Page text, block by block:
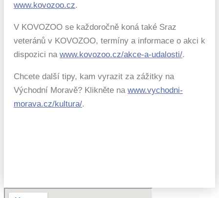
www.kovozoo.cz.
V KOVOZOO se každoročně koná také Sraz
veteránů v KOVOZOO, termíny a informace o akci k
dispozici na www.kovozoo.cz/akce-a-udalosti/.
Chcete další tipy, kam vyrazit za zážitky na
Východní Moravě? Klikněte na www.vychodni-
morava.cz/kultura/.